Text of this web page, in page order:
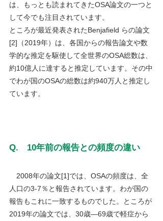
は、もっとも読まれてきたOSA論文の一つと
して今でも注目されています。
ところが最近発表されたBenjafield らの論文
[2]（2019年）は、各国からの報告論文や数
学的な推定を駆使して全世界のOSA総数は、
約10億人に達すると推定しています。その中
でわが国のOSAの総数は約940万人と推定し
ています。
Q.　10年前の報告との頻度の違い
2008年の論文[1]では、OSAの頻度は、全
人口の3-7％と報告されています。わが国の
報告もこれに一致するものでした。ところが
2019年の論文では、30歳―69歳で軽症から